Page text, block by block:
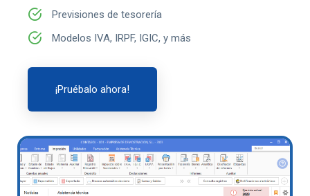
Previsiones de tesorería
Modelos IVA, IRPF, IGIC, y más
¡Pruébalo ahora!